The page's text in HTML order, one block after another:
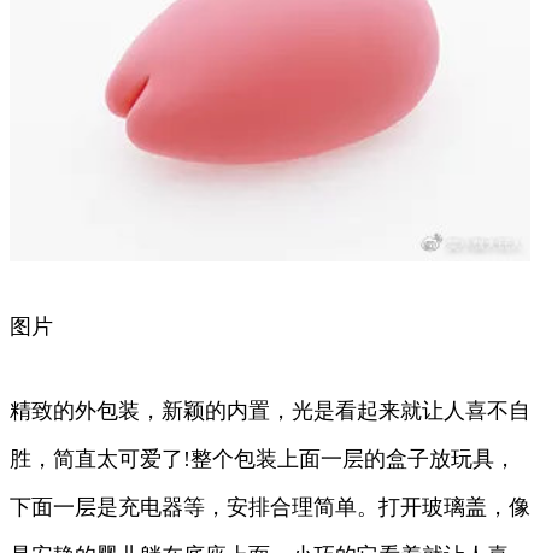
图片
精致的外包装，新颖的内置，光是看起来就让人喜不自
胜，简直太可爱了!整个包装上面一层的盒子放玩具，
下面一层是充电器等，安排合理简单。打开玻璃盖，像